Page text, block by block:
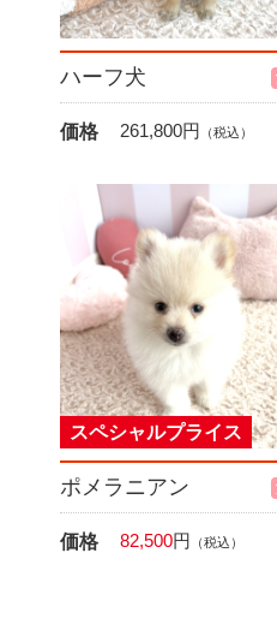
ハーフ犬
価格 261,800円 （税込）
ポメラニアン
スペシャルプライス
価格 82,500円 （税込）